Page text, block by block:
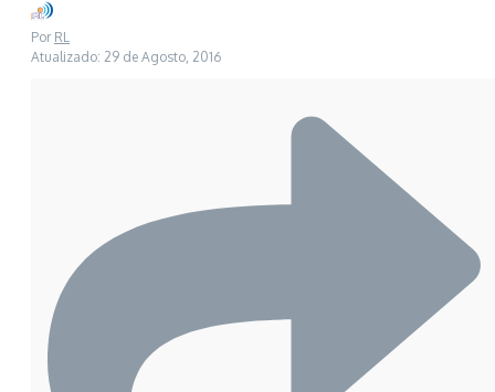
Por RL
Atualizado: 29 de Agosto, 2016